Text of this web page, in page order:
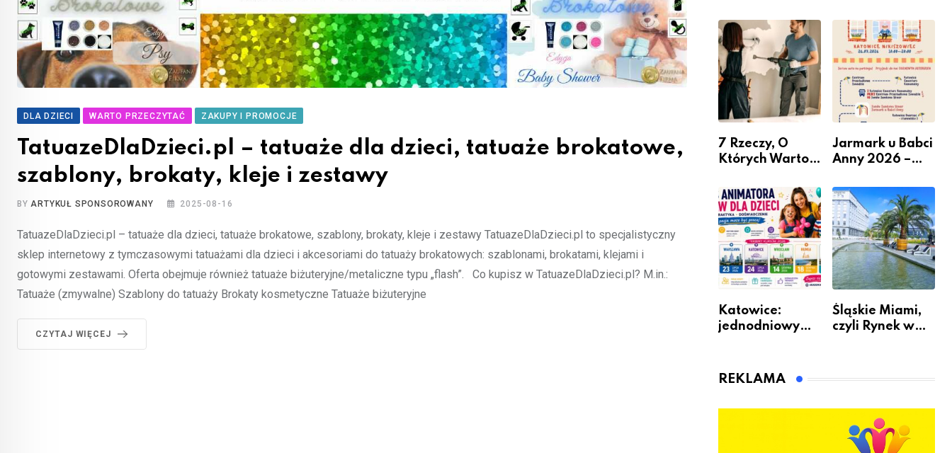
DLA DZIECI WARTO PRZECZYTAĆ ZAKUPY I PROMOCJE
TatuazeDlaDzieci.pl – tatuaże dla dzieci, tatuaże brokatowe,
szablony, brokaty, kleje i zestawy
BY ARTYKUŁ SPONSOROWANY 2025-08-16
TatuazeDlaDzieci.pl – tatuaże dla dzieci, tatuaże brokatowe, szablony, brokaty, kleje i zestawy TatuazeDlaDzieci.pl to specjalistyczny
sklep internetowy z tymczasowymi tatuażami dla dzieci i akcesoriami do tatuaży brokatowych: szablonami, brokatami, klejami i
gotowymi zestawami. Oferta obejmuje również tatuaże biżuteryjne/metaliczne typu „flash”. Co kupisz w TatuazeDlaDzieci.pl? M.in.:
Tatuaże (zmywalne) Szablony do tatuaży Brokaty kosmetyczne Tatuaże biżuteryjne
CZYTAJ WIĘCEJ
Miastem
Fachowców” –
nabór dla
przedsiębiorców
przesiadkoweg
o w Podlesiu
7 Rzeczy, O
Których Warto
Remontem
Mieszkania
Jarmark u Babci
Anny 2026 –
Katowice:
jednodniowy
animatora
Śląskie Miami,
czyli Rynek w
REKLAMA